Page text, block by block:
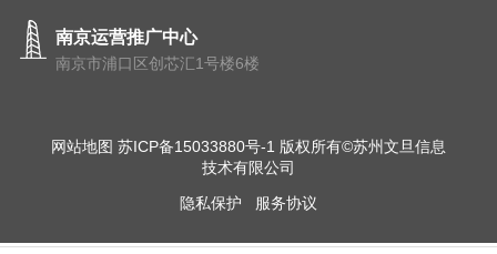
南京运营推广中心
南京市浦⼝区创芯汇1号楼6楼
网站地图 苏ICP备15033880号-1 版权所有©苏州文旦信息
技术有限公司
隐私保护 服务协议